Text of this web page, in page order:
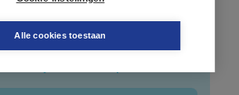
Alle cookies toestaan